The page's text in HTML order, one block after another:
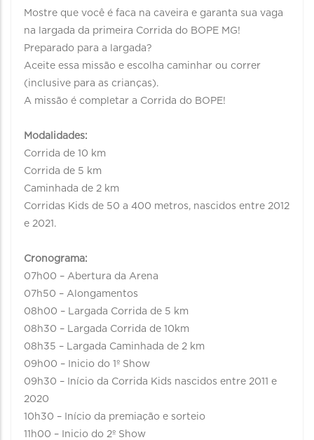
Mostre que você é faca na caveira e garanta sua vaga
na largada da primeira Corrida do BOPE MG!
Preparado para a largada?
Aceite essa missão e escolha caminhar ou correr
(inclusive para as crianças).
A missão é completar a Corrida do BOPE!
Modalidades:
Corrida de 10 km
Corrida de 5 km
Caminhada de 2 km
Corridas Kids de 50 a 400 metros, nascidos entre 2012
e 2021.
Cronograma:
07h00 – Abertura da Arena
07h50 – Alongamentos
08h00 – Largada Corrida de 5 km
08h30 – Largada Corrida de 10km
08h35 – Largada Caminhada de 2 km
09h00 – Inicio do 1º Show
09h30 – Início da Corrida Kids nascidos entre 2011 e
2020
10h30 – Início da premiação e sorteio
11h00 – Inicio do 2º Show